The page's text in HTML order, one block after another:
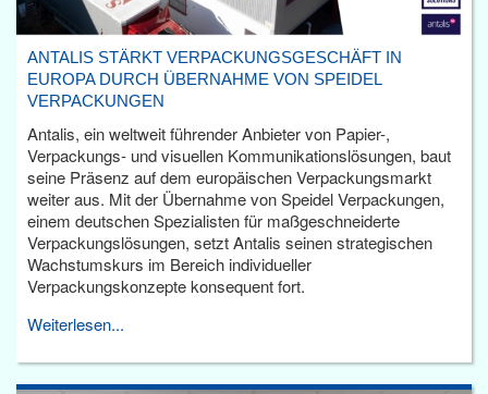
ANTALIS STÄRKT VERPACKUNGSGESCHÄFT IN
EUROPA DURCH ÜBERNAHME VON SPEIDEL
VERPACKUNGEN
Antalis, ein weltweit führender Anbieter von Papier-,
Verpackungs- und visuellen Kommunikationslösungen, baut
seine Präsenz auf dem europäischen Verpackungsmarkt
weiter aus. Mit der Übernahme von Speidel Verpackungen,
einem deutschen Spezialisten für maßgeschneiderte
Verpackungslösungen, setzt Antalis seinen strategischen
Wachstumskurs im Bereich individueller
Verpackungskonzepte konsequent fort.
Weiterlesen...